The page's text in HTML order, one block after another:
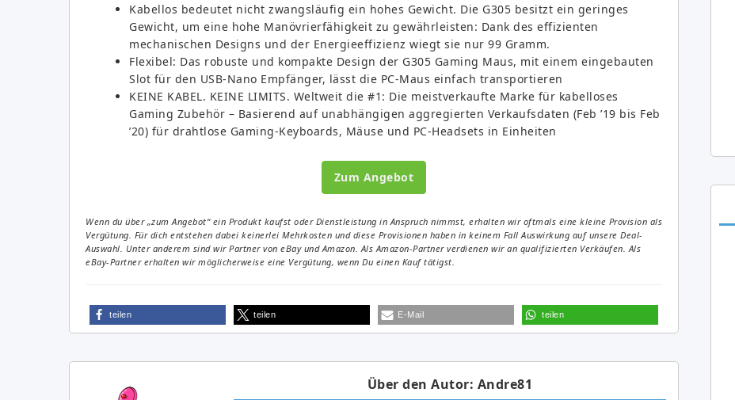
Kabellos bedeutet nicht zwangsläufig ein hohes Gewicht. Die G305 besitzt ein geringes
Gewicht, um eine hohe Manövrierfähigkeit zu gewährleisten: Dank des effizienten
mechanischen Designs und der Energieeffizienz wiegt sie nur 99 Gramm.
Flexibel: Das robuste und kompakte Design der G305 Gaming Maus, mit einem eingebauten
Slot für den USB-Nano Empfänger, lässt die PC-Maus einfach transportieren
KEINE KABEL. KEINE LIMITS. Weltweit die #1: Die meistverkaufte Marke für kabelloses
Gaming Zubehör – Basierend auf unabhängigen aggregierten Verkaufsdaten (Feb ’19 bis Feb
’20) für drahtlose Gaming-Keyboards, Mäuse und PC-Headsets in Einheiten
Zum Angebot
Wenn du über „zum Angebot“ ein Produkt kaufst oder Dienstleistung in Anspruch nimmst, erhalten wir oftmals eine kleine Provision als
Vergütung. Für dich entstehen dabei keinerlei Mehrkosten und diese Provisionen haben in keinem Fall Auswirkung auf unsere Deal-
Auswahl. Unter anderem sind wir Partner von eBay und Amazon. Als Amazon-Partner verdienen wir an qualifizierten Verkäufen. Als
eBay-Partner erhalten wir möglicherweise eine Vergütung, wenn Du einen Kauf tätigst.
teilen teilen E-Mail teilen
Über den Autor: Andre81